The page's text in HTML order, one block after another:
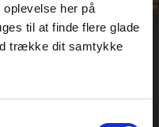
her på
til at finde flere glade
trække dit samtykke